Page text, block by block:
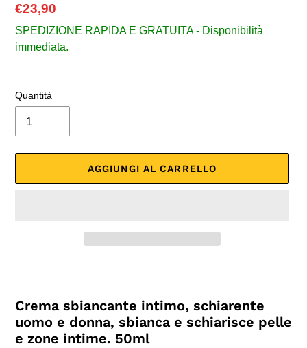
Prezzo
di
listino
€23,90
SPEDIZIONE RAPIDA E GRATUITA - Disponibilità
immediata.
Quantità
AGGIUNGI AL CARRELLO
nel
carrello
Crema sbiancante intimo, schiarente
uomo e donna, sbianca e schiarisce pelle
e zone intime. 50ml